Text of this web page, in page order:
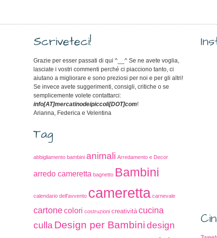
Scriveteci!
Grazie per esser passati di qui ^__^ Se ne avete voglia,
lasciate i vostri commenti perché ci piacciono tanto, ci
aiutano a migliorare e sono preziosi per noi e per gli altri!
Se invece avete suggerimenti, consigli, critiche o se
semplicemente volete contattarci:
info[AT]mercatinodeipiccoli[DOT]com!
Arianna, Federica e Velentina
Tag
abbigliamento bambini animali Arredamento e Decor
arredo cameretta bagnetto Bambini
calendario dell'avvento cameretta carnevale
cartonecolori costruzioni creatività cucina
culla Design per Bambinidesign